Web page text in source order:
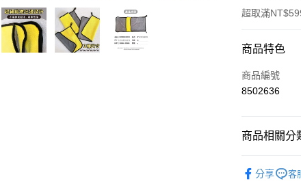
超取滿
付款方式
信用卡一次付
街口支付
商品特色
商品編號
8502636
商品相關分
分享 客